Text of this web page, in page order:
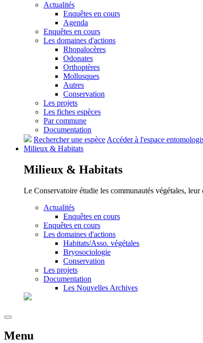
Actualités
Enquêtes en cours
Agenda
Enquêtes en cours
Les domaines d'actions
Rhopalocères
Odonates
Orthoptères
Mollusques
Autres
Conservation
Les projets
Les fiches espèces
Par commune
Documentation
Rechercher une espèce Accéder à l'espace
Milieux & Habitats
Milieux & Habitats
Le Conservatoire étudie les communautés végétales,
Actualités
Enquêtes en cours
Enquêtes en cours
Les domaines d'actions
Habitats/Asso. végétales
Bryosociologie
Conservation
Les projets
Documentation
Les Nouvelles Archives
Menu